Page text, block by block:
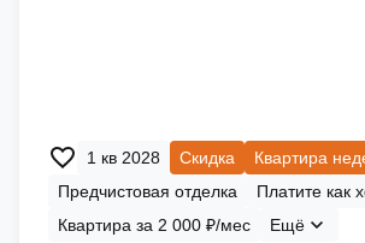
1 кв 2028 Скидка
Квартира
Предчистовая отделка
Платите как
Квартира за 2 000 ₽/мес
Ещё